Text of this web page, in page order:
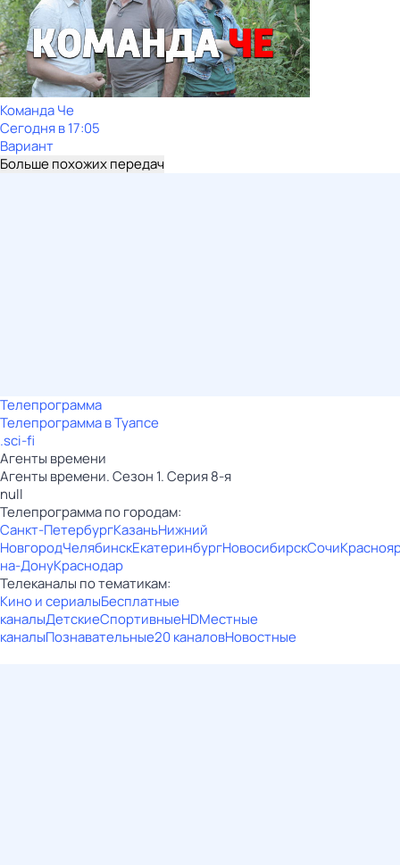
Команда Че
Сегодня в 17:05
Вариант
Больше похожих передач
Телепрограмма
Телепрограмма в Туапсе
.sci-fi
Агенты времени
Агенты времени. Сезон 1. Серия 8-я
null
Телепрограмма по городам:
Санкт-ПетербургКазаньНижний
НовгородЧелябинскЕкатеринбургНовосибирскСочи
на-ДонуКраснодар
Телеканалы по тематикам:
Кино и сериалыБесплатные
каналыДетскиеСпортивныеHDМестные
каналыПознавательные20 каналовНовостные